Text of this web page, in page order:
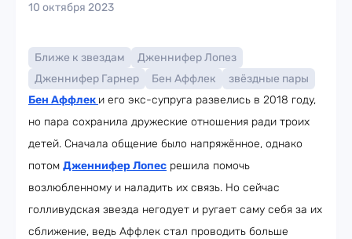
10 октября 2023
Ближе к звездам
Дженнифер Лопез
Дженнифер Гарнер
Бен Аффлек
звёздные пары
Бен Аффлек и его экс-супруга развелись в 2018 году,
но пара сохранила дружеские отношения ради троих
детей. Сначала общение было напряжённое, однако
потом Дженнифер Лопес решила помочь
возлюбленному и наладить их связь. Но сейчас
голливудская звезда негодует и ругает саму себя за их
сближение, ведь Аффлек стал проводить больше